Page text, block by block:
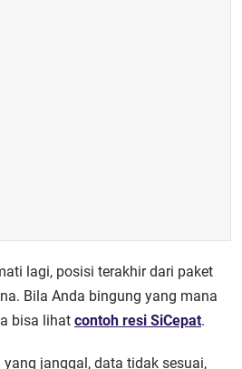
lagi, posisi terakhir dari paket
Bila Anda bingung yang mana
bisa lihat contoh resi SiCepat.
janggal, data tidak sesuai,